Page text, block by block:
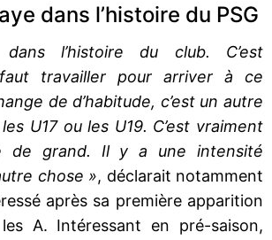
dans l’histoire du PSG
l’histoire du club. C’est
travailler pour arriver à ce
de d’habitude, c’est un autre
U17 ou les U19. C’est vraiment
de grand. Il y a une intensité
chose », déclarait notamment
après sa première apparition
A. Intéressant en pré-saison,